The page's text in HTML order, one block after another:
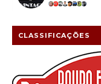
CLASSIFICAÇÕES